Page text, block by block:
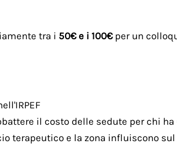
tra i 50€ e i 100€per un
il costo delle sedute per chi ha
terapeutico e la zona influiscono sul